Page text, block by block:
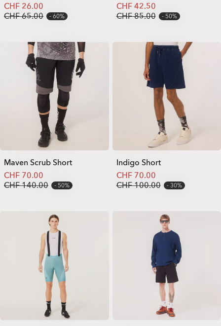
CHF 26.00
CHF 65.00
60%
CHF 42.50
CHF 85.00
50%
Maven Scrub Short
CHF 70.00
CHF 140.00
50%
Indigo Short
CHF 70.00
CHF 100.00
30%